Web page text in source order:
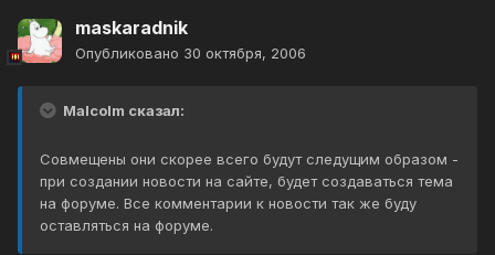
maskaradnik
Опубликовано 30 октября, 2006
Malcolm сказал:
Совмещены они скорее всего будут следущим образом -
при создании новости на сайте, будет создаваться тема
на форуме. Все комментарии к новости так же буду
оставляться на форуме.